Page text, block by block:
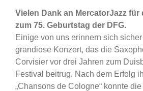
Vielen Dank an MercatorJazz für
zum 75. Geburtstag der DFG.
Einige von uns erinnern sich
grandiose Konzert, das die
Corvisier vor drei Jahren zum
Festival beitrug. Nach dem Erfolg
„Chansons de Cologne“ konnte